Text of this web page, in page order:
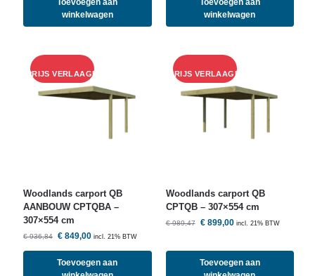
winkelwagen
winkelwagen
Woodlands carport QB
AANBOUW CPTQBA –
307×554 cm
€936,84 € 849,00 incl. 21% BTW
Toevoegen aan
Woodlandscarport QB
CPTQB – 307×554 cm
€989,47 €899,00 incl. 21% BTW
Toevoegen aan